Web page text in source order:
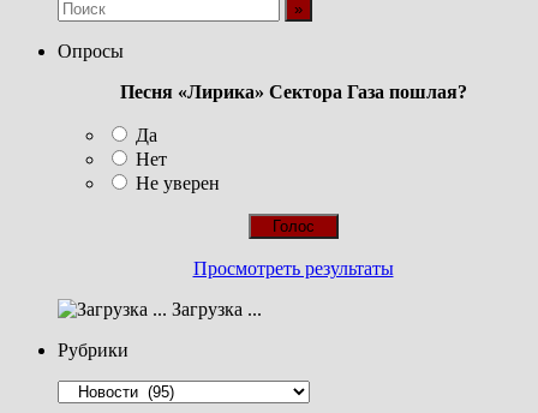
Опросы
Песня «Лирика» Сектора Газа пошлая?
Да
Нет
Не уверен
Просмотреть результаты
Загрузка ...
Рубрики
Рубрики